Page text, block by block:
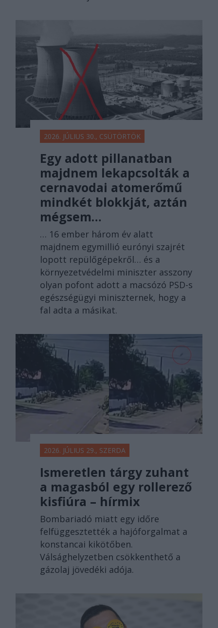
2026. JÚLIUS 30., CSÜTÖRTÖK
Egy adott pillanatban
majdnem lekapcsolták a
cernavodai atomerőmű
mindkét blokkját, aztán
mégsem…
… 16 ember három év alatt
majdnem egymillió eurónyi szajrét
lopott repülőgépekről… és a
környezetvédelmi miniszter asszony
olyan pofont adott a macsózó PSD-s
egészségügyi miniszternek, hogy a
fal adta a másikat.
2026. JÚLIUS 29., SZERDA
Ismeretlen tárgy zuhant
a magasból egy rollerező
kisfiúra – hírmix
Bombariadó miatt egy időre
felfüggesztették a hajóforgalmat a
konstancai kikötőben.
Válsághelyzetben csökkenthető a
gázolaj jövedéki adója.